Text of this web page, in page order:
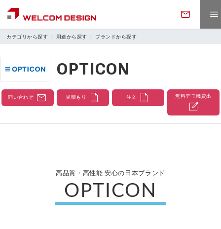
製品情報
製品カテゴリ
ソフトウェア
業務・用途から探す
在庫管理
サポート
ソフトウェアサポート
取説・プログラムDL カタログDL
フォームでのお問い合わせ
カテゴリから探す 用途から探す ブランドから探す
OPTICON
問い合わせ mail 見積もり description 注文 description 無料デモ機貸出
edit_square
高品質・高性能 安心の日本ブランド
OPTICON